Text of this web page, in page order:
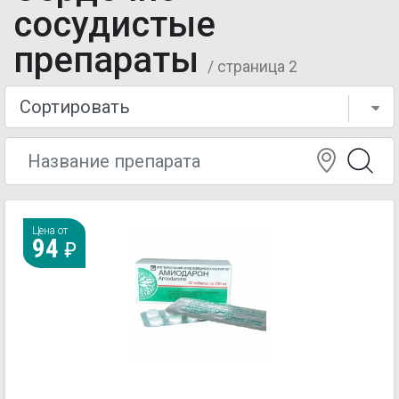
сосудистые
препараты
/ страница 2
Цена от
94